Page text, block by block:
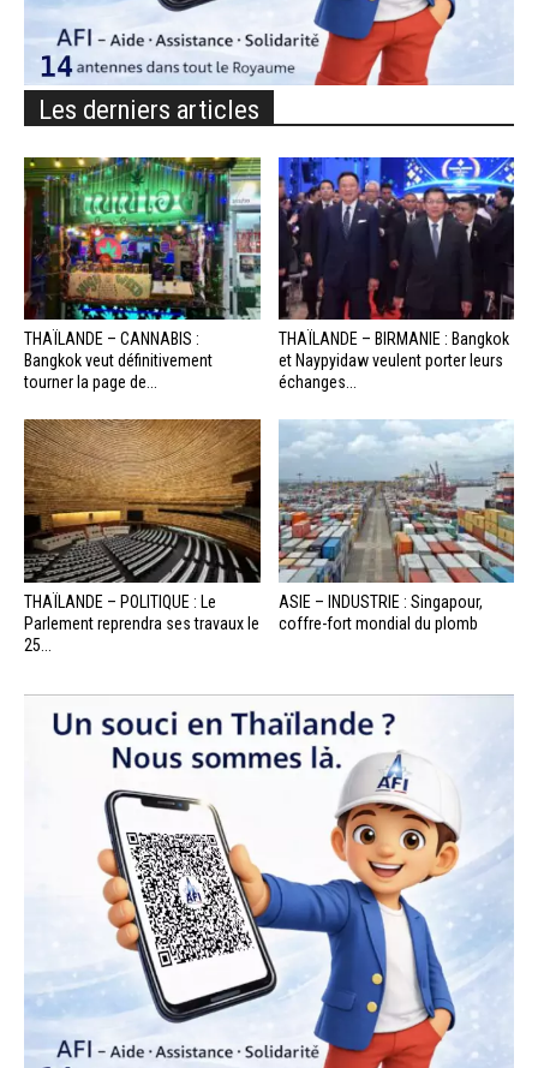
Les derniers articles
THAÏLANDE – CANNABIS :
Bangkok veut définitivement
tourner la page de...
THAÏLANDE – BIRMANIE : Bangkok
et Naypyidaw veulent porter leurs
échanges...
THAÏLANDE – POLITIQUE : Le
Parlement reprendra ses travaux le
25...
ASIE – INDUSTRIE : Singapour,
coffre-fort mondial du plomb